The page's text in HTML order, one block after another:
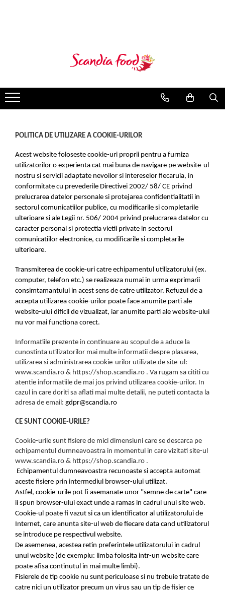
POLITICA DE UTILIZARE A COOKIE-URILOR
Acest website foloseste cookie-uri proprii pentru a furniza
utilizatorilor o experienta cat mai buna de navigare pe website-ul
nostru si servicii adaptate nevoilor si intereselor fiecaruia, in
conformitate cu prevederile Directivei 2002/ 58/ CE privind
prelucrarea datelor personale si protejarea confidentialitatii in
sectorul comunicatiilor publice, cu modificarile si completarile
ulterioare si ale Legii nr. 506/ 2004 privind prelucrarea datelor cu
caracter personal si protectia vietii private in sectorul
comunicatiilor electronice, cu modificarile si completarile
ulterioare.
Transmiterea de cookie-uri catre echipamentul utilizatorului (ex.
computer, telefon etc.) se realizeaza numai in urma exprimarii
consimtamantului in acest sens de catre utilizator. Refuzul de a
accepta utilizarea cookie-urilor poate face anumite parti ale
website-ului dificil de vizualizat, iar anumite parti ale website-ului
nu vor mai functiona corect.
Informatiile prezente in continuare au scopul de a aduce la
cunostinta utilizatorilor mai multe informatii despre plasarea,
utilizarea si administrarea cookie-urilor utilizate de site-ul:
www.scandia.ro & https://shop.scandia.ro . Va rugam sa cititi cu
atentie informatiile de mai jos privind utilizarea cookie-urilor. In
cazul in care doriti sa aflati mai multe detalii, ne puteti contacta la
adresa de email: gdpr@scandia.ro
CE SUNT COOKIE-URILE?
Cookie-urile sunt fisiere de mici dimensiuni care se descarca pe
echipamentul dumneavoastra in momentul in care vizitati site-ul
www.scandia.ro & https://shop.scandia.ro .
Echipamentul dumneavoastra recunoaste si accepta automat
aceste fisiere prin intermediul browser-ului utilizat.
Astfel, cookie-urile pot fi asemanate unor "semne de carte" care
ii spun browser-ului exact unde a ramas in cadrul unui site web.
Cookie-ul poate fi vazut si ca un identificator al utilizatorului de
Internet, care anunta site-ul web de fiecare data cand utilizatorul
se introduce pe respectivul website.
De asemenea, acestea retin preferintele utilizatorului in cadrul
unui website (de exemplu: limba folosita intr-un website care
poate afisa continutul in mai multe limbi).
Fisierele de tip cookie nu sunt periculoase si nu trebuie tratate de
catre nici un utilizator precum un virus sau un tip de fisier ce